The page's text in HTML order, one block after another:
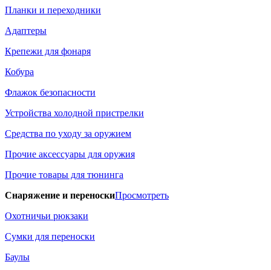
Планки и переходники
Адаптеры
Крепежи для фонаря
Кобура
Флажок безопасности
Устройства холодной пристрелки
Средства по уходу за оружием
Прочие аксессуары для оружия
Прочие товары для тюнинга
Снаряжение и переноскиПросмотреть
Охотничьи рюкзаки
Сумки для переноски
Баулы